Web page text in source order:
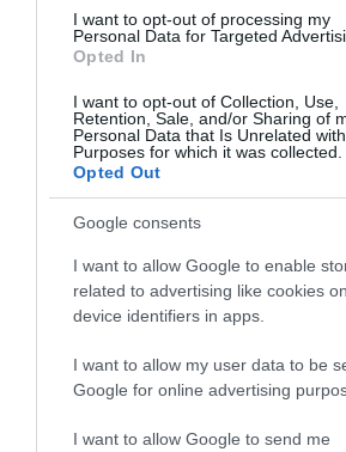
I want to opt-out of processing my
Personal Data for Targeted
Opted In
I want to opt-out of Collection, Use,
Retention, Sale, and/or Sharing of
Personal Data that Is Unrelated
Purposes for which it was collected.
Opted Out
Google consents
I want to allow Google to enable
related to advertising like cookies
device identifiers in apps.
I want to allow my user data to be
Google for online advertising
I want to allow Google to send me
Változás kezdődik az időjárásban. Kedden
Dunántúlon és északon várható csapadék
lehűlés, majd csütörtök hajnaltól az
esőkre…